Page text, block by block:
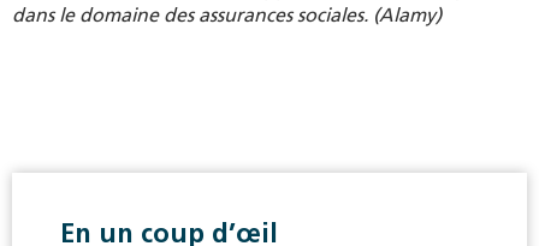
dans le domaine des assurances sociales. (Alamy)
En un coup d’œil